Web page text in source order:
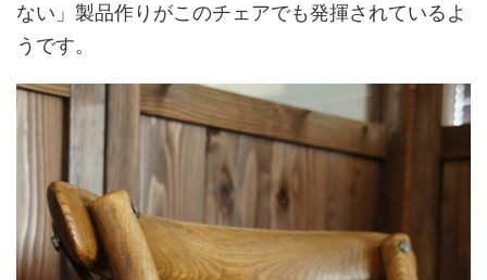
ない」製品作りがこのチェアでも発揮されているよ
うです。